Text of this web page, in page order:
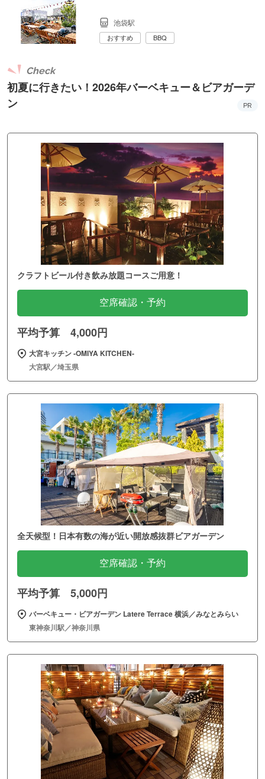
池袋駅
おすすめ BBQ
初夏に行きたい！2026年バーベキュー＆ビアガーデ
ン
Check
PR
クラフトビール付き飲み放題コースご用意！
空席確認・予約
平均予算 4,000円
大宮キッチン ‐OMIYA KITCHEN‐
大宮駅／埼玉県
全天候型！日本有数の海が近い開放感抜群ビアガーデン
空席確認・予約
平均予算 5,000円
バーベキュー・ビアガーデン Latere Terrace 横浜／みなとみらい
東神奈川駅／神奈川県